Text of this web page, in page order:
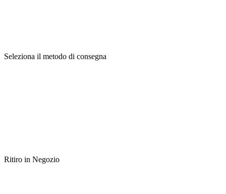
Seleziona il metodo di consegna
Ritiro in Negozio